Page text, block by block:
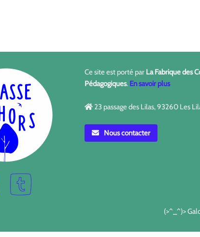
Ce site est porté par La Fabrique des
Pédagogiques. En savoir plus
23 passage des Lilas, 93260 Les
Nous contacter
(>^_^)>